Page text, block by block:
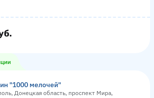
"1000 мелочей"
Донецкая область, проспект Мира,